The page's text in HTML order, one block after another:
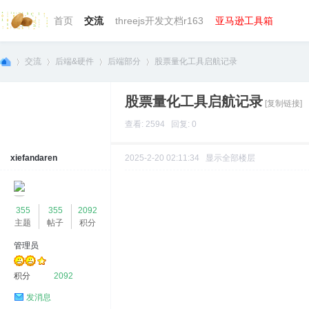
首页 交流 threejs开发文档r163 亚马逊工具箱
交流 后端&硬件 后端部分
›
股票量化工具启航记录
股票量化工具启航记录 [复制链接]
查看: 2594 回复: 0
xiefandaren
355
主题
355
帖子
2092
积分
管理员
积分 2092
发消息
2025-2-20 02:11:34 显示全部楼层